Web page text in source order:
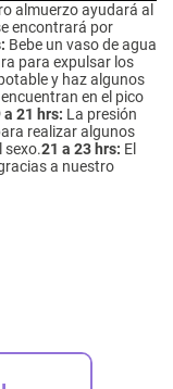
almuerzo ayudará al
encontrará por
Bebe un vaso de agua
para expulsar los
y haz algunos
en el pico
a 21 hrs: La presión
realizar algunos
sexo.21 a 23 hrs: El
a nuestro